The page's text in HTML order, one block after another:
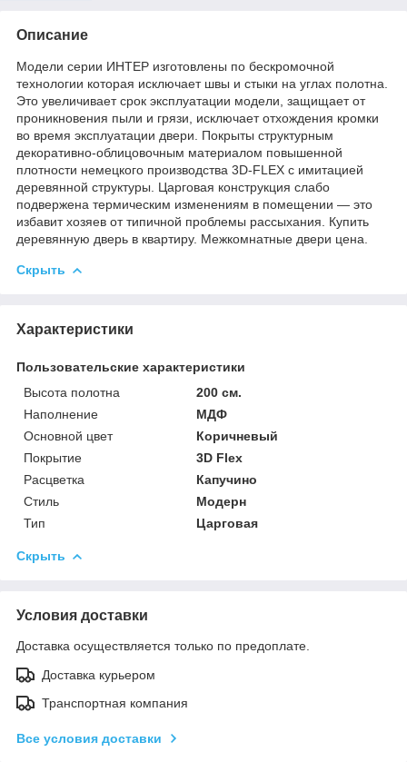
Описание
Модели серии ИНТЕР изготовлены по бескромочной
технологии которая исключает швы и стыки на углах полотна.
Это увеличивает срок эксплуатации модели, защищает от
проникновения пыли и грязи, исключает отхождения кромки
во время эксплуатации двери. Покрыты структурным
декоративно-облицовочным материалом повышенной
плотности немецкого производства 3D-FLEX с имитацией
деревянной структуры. Царговая конструкция слабо
подвержена термическим изменениям в помещении — это
избавит хозяев от типичной проблемы рассыхания. Купить
деревянную дверь в квартиру. Межкомнатные двери цена.
Скрыть
Характеристики
Пользовательские характеристики
Высота полотна
200 см.
Наполнение
МДФ
Основной цвет
Коричневый
Покрытие
3D Flex
Расцветка
Капучино
Стиль
Модерн
Тип
Царговая
Скрыть
Условия доставки
Доставка осуществляется только по предоплате.
Доставка курьером
Транспортная компания
Все условия доставки